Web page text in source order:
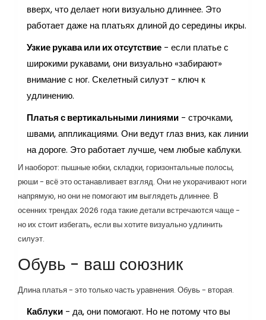
вверх, что делает ноги визуально длиннее. Это
работает даже на платьях длиной до середины икры.
Узкие рукава или их отсутствие - если платье с
широкими рукавами, они визуально «забирают»
внимание с ног. Скелетный силуэт - ключ к
удлинению.
Платья с вертикальными линиями - строчками,
швами, аппликациями. Они ведут глаз вниз, как линии
на дороге. Это работает лучше, чем любые каблуки.
И наоборот: пышные юбки, складки, горизонтальные полосы,
рюши - всё это останавливает взгляд. Они не укорачивают ноги
напрямую, но они не помогают им выглядеть длиннее. В
осенних трендах 2026 года такие детали встречаются чаще -
но их стоит избегать, если вы хотите визуально удлинить
силуэт.
Обувь - ваш союзник
Длина платья - это только часть уравнения. Обувь - вторая.
Каблуки - да, они помогают. Но не потому что вы